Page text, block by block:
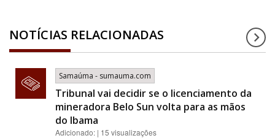
NOTÍCIAS RELACIONADAS
Samaúma - sumauma.com
Tribunal vai decidir se o licenciamento da
mineradora Belo Sun volta para as mãos
do Ibama
Adicionado: | 15 visualizações